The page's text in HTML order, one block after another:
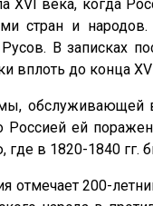
века, когда
стран и
В записках
вплоть до конца
обслуживающей
ей
в 1820-1840 гг.
отмечает 200-